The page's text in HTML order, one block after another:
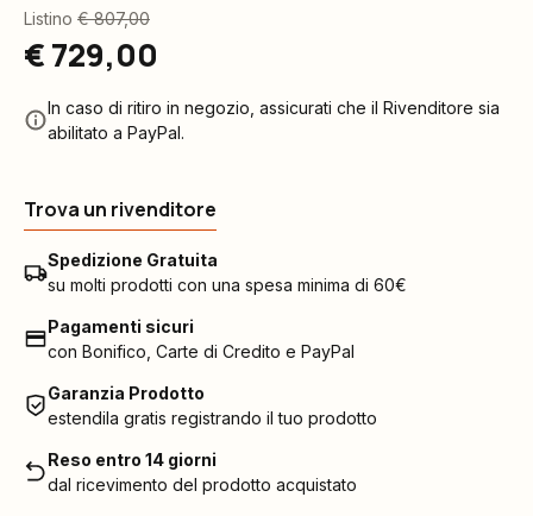
Listino € 807,00
€ 729,00
In caso di ritiro in negozio, assicurati che il Rivenditore sia
abilitato a PayPal.
Trova un rivenditore
Spedizione Gratuita
su molti prodotti con una spesa minima di 60€
Pagamenti sicuri
con Bonifico, Carte di Credito e PayPal
Garanzia Prodotto
estendila gratis registrando il tuo prodotto
Reso entro 14 giorni
dal ricevimento del prodotto acquistato